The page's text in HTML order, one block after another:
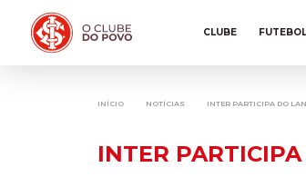
CLUBE FUTEBOL
INÍCIO NOTÍCIAS INTER PARTICIPA DO
INTER